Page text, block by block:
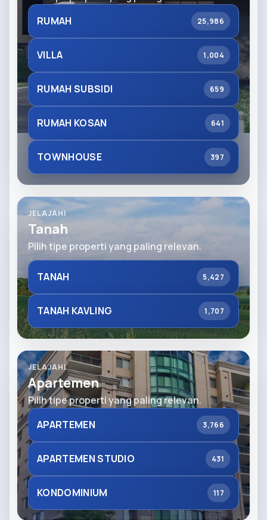
RUMAH
25,986
VILLA 1,004
RUMAH SUBSIDI 659
RUMAH KOSAN 641
TOWNHOUSE 397
JELAJAHI
Tanah
Pilih tipe properti yang paling relevan.
TANAH 5,427
TANAH KAVLING 1,707
JELAJAHI
Apartemen
Pilih tipe properti yang paling relevan.
APARTEMEN
3,766
APARTEMEN STUDIO 431
KONDOMINIUM 117